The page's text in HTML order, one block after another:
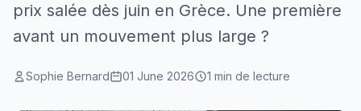
prix salée dès juin en Grèce. Une première
avant un mouvement plus large ?
Sophie Bernard 01 June 2026 1 min de lecture